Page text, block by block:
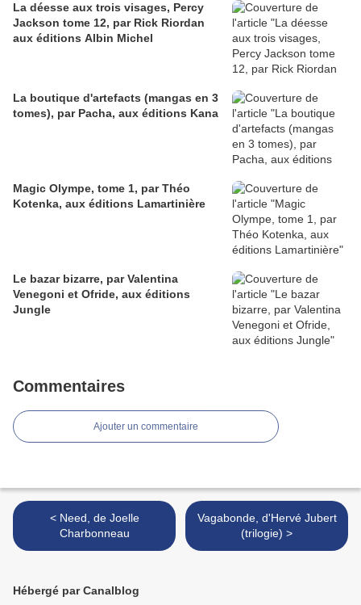
La déesse aux trois visages, Percy
Jackson tome 12, par Rick Riordan
aux éditions Albin Michel
La boutique d'artefacts (mangas en 3
tomes), par Pacha, aux éditions Kana
Magic Olympe, tome 1, par Théo
Kotenka, aux éditions Lamartinière
Le bazar bizarre, par Valentina
Venegoni et Ofride, aux éditions
Jungle
Commentaires
Ajouter un commentaire
< Need, de Joelle
Charbonneau
Vagabonde, d'Hervé Jubert
(trilogie) >
Hébergé par Canalblog